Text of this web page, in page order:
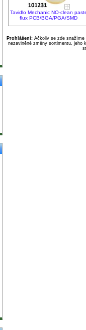
Tavidlo Mechanic NO-clean
flux PCB/BGA/PGA/SMD
Prohlášení:Ačkoliv se zde snažíme
nezaviněné změny sortimentu, jeho